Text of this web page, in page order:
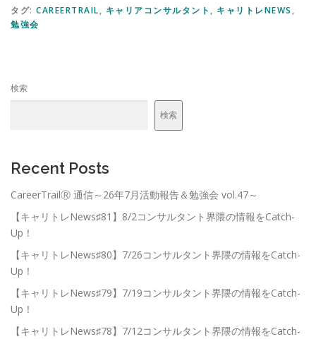
タグ: CAREERTRAIL, キャリアコンサルタント , キャリトレNEWS ,
勉強会
検索
検索
Recent Posts
CareerTrailⓇ 通信～26年7月活動報告＆勉強会 vol.47～
【キャリトレNews♯81】8/2コンサルタント界隈の情報をCatch-
Up！
【キャリトレNews♯80】7/26コンサルタント界隈の情報をCatch-
Up！
【キャリトレNews♯79】7/19コンサルタント界隈の情報をCatch-
Up！
【キャリトレNews♯78】7/12コンサルタント界隈の情報をCatch-